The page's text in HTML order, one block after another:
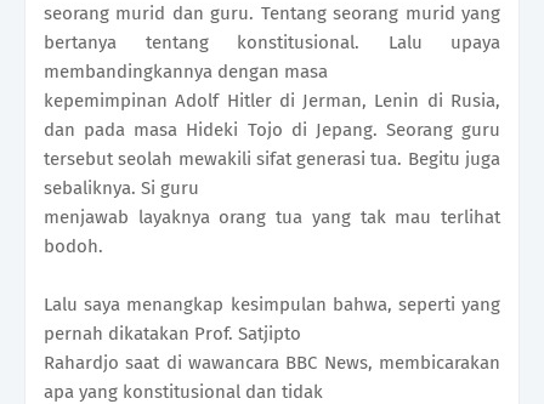
seorang murid dan guru. Tentang seorang murid yang
bertanya tentang konstitusional. Lalu upaya
membandingkannya dengan masa
kepemimpinan Adolf Hitler di Jerman, Lenin di Rusia,
dan pada masa Hideki Tojo di Jepang. Seorang guru
tersebut seolah mewakili sifat generasi tua. Begitu juga
sebaliknya. Si guru
menjawab layaknya orang tua yang tak mau terlihat
bodoh.
Lalu saya menangkap kesimpulan bahwa, seperti yang
pernah dikatakan Prof. Satjipto
Rahardjo saat di wawancara BBC News, membicarakan
apa yang konstitusional dan tidak